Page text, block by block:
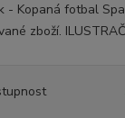
- Kopaná fotbal
zboží.